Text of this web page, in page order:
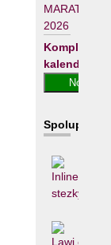
MARATHON
2026
Kompletní
kalendář